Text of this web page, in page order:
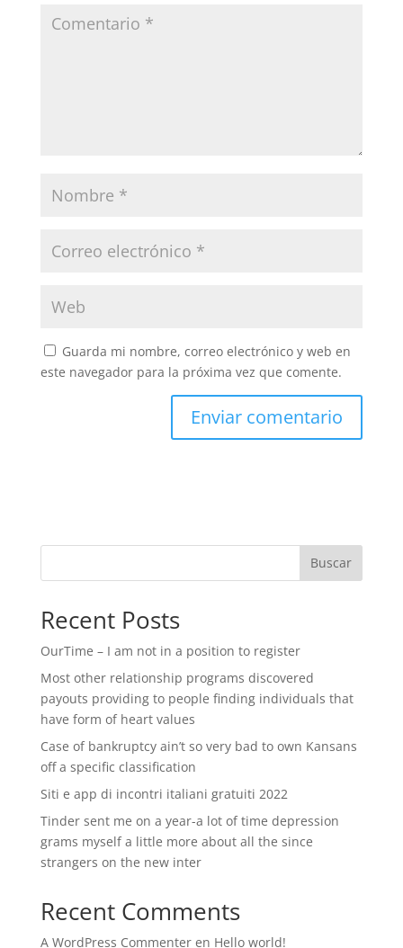
Guarda mi nombre, correo electrónico y web en
este navegador para la próxima vez que comente.
Buscar
Recent Posts
OurTime – I am not in a position to register
Most other relationship programs discovered
payouts providing to people finding individuals that
have form of heart values
Case of bankruptcy ain’t so very bad to own Kansans
off a specific classification
Siti e app di incontri italiani gratuiti 2022
Tinder sent me on a year-a lot of time depression
grams myself a little more about all the since
strangers on the new inter
Recent Comments
A WordPress Commenteren Hello world!